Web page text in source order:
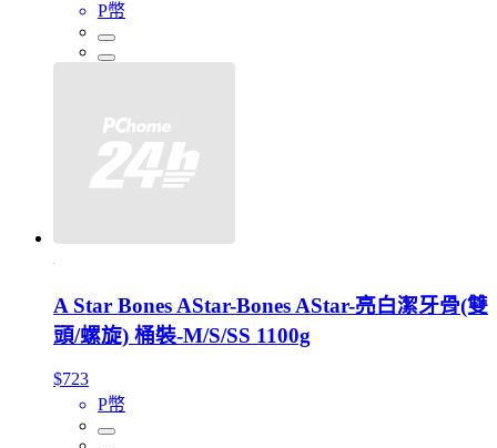
P幣
A Star Bones AStar-Bones AStar-亮白潔牙骨(雙
頭/螺旋) 桶裝-M/S/SS 1100g
$723
P幣